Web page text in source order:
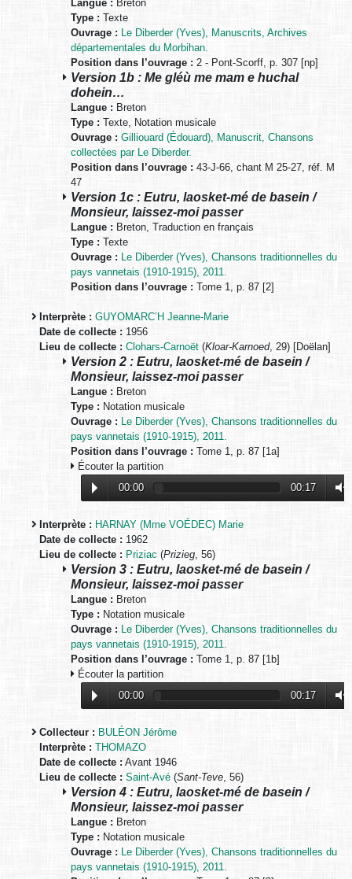
Langue : Breton
Type : Texte
Ouvrage : Le Diberder (Yves), Manuscrits, Archives
départementales du Morbihan.
Position dans l’ouvrage : 2 - Pont-Scorff, p. 307 [np]
Version 1b : Me gléù me mam e huchal
dohein…
Langue : Breton
Type : Texte, Notation musicale
Ouvrage : Gilliouard (Édouard), Manuscrit, Chansons
collectées par Le Diberder.
Position dans l’ouvrage : 43-J-66, chant M 25-27, réf. M
47
Version 1c : Eutru, laosket-mé de basein /
Monsieur, laissez-moi passer
Langue : Breton, Traduction en français
Type : Texte
Ouvrage : Le Diberder (Yves), Chansons traditionnelles du
pays vannetais (1910-1915), 2011.
Position dans l’ouvrage : Tome 1, p. 87 [2]
Interprète : GUYOMARC’H Jeanne-Marie
Date de collecte : 1956
Lieu de collecte : Clohars-Carnoët (Kloar-Karnoed, 29) [Doëlan]
Version 2 : Eutru, laosket-mé de basein /
Monsieur, laissez-moi passer
Langue : Breton
Type : Notation musicale
Ouvrage : Le Diberder (Yves), Chansons traditionnelles du
pays vannetais (1910-1915), 2011.
Position dans l’ouvrage : Tome 1, p. 87 [1a]
Écouter la partition
00:00
00:17
Interprète : HARNAY (Mme VOÉDEC) Marie
Date de collecte : 1962
Lieu de collecte : Priziac (Prizieg , 56)
Version 3 : Eutru, laosket-mé de basein /
Monsieur, laissez-moi passer
Langue : Breton
Type : Notation musicale
Ouvrage :
Le Diberder (Yves), Chansons traditionnelles du
pays vannetais (1910-1915), 2011.
Position dans l’ouvrage : Tome 1, p. 87 [1b]
Écouter la partition
00:00
00:17
Collecteur : BULÉON Jérôme
Interprète : THOMAZO
Date de collecte : Avant 1946
Lieu de collecte : Saint-Avé (Sant-Teve , 56)
Version 4 : Eutru, laosket-mé de basein /
Monsieur, laissez-moi passer
Langue : Breton
Type : Notation musicale
Ouvrage :
Le Diberder (Yves), Chansons traditionnelles du
pays vannetais (1910-1915), 2011.